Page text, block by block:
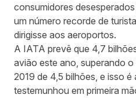
consumidores
um número recorde de
dirigisse aos aeroportos.
A IATA prevê que 4,7
avião este ano, superando
2019 de 4,5 bilhões, e isso é
testemunhou em primeira